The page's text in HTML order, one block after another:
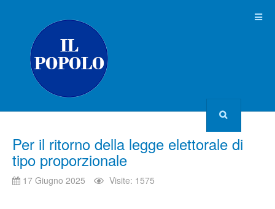
Per il ritorno della legge elettorale di
tipo proporzionale
17 Giugno 2025 Visite: 1575